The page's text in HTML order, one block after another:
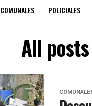
COMUNALES POLICIALES
All